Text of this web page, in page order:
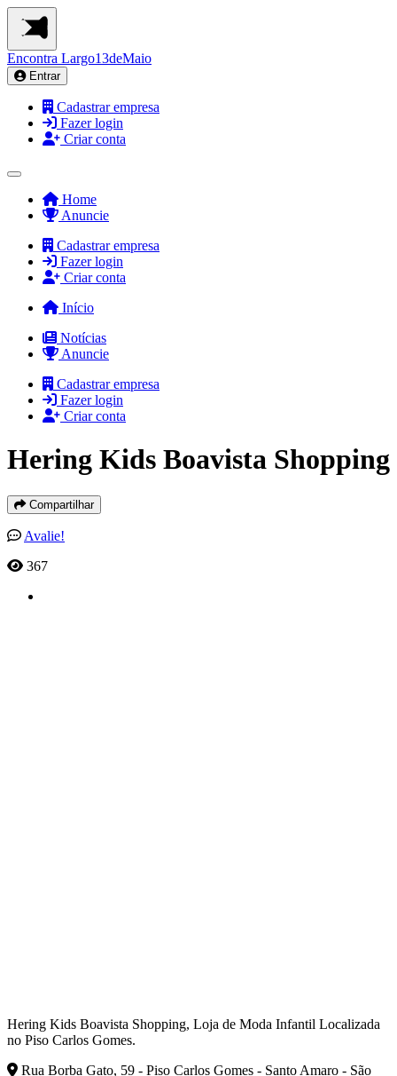
Encontra Largo13deMaio
Entrar
Cadastrar empresa
Fazer login
Criar conta
Home
Anuncie
Cadastrar empresa
Fazer login
Criar conta
Início
Notícias
Anuncie
Cadastrar empresa
Fazer login
Criar conta
Hering Kids Boavista Shopping
Compartilhar
Avalie!
367
Hering Kids Boavista Shopping, Loja de Moda Infantil Localizada
no Piso Carlos Gomes.
Rua Borba Gato, 59 - Piso Carlos Gomes - Santo Amaro - São